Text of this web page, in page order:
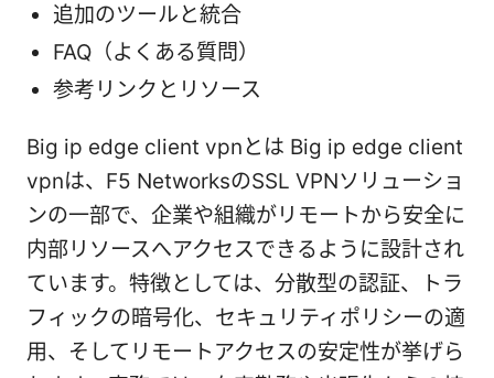
追加のツールと統合
FAQ（よくある質問）
参考リンクとリソース
Big ip edge client vpnとは Big ip edge client
vpnは、F5 NetworksのSSL VPNソリューショ
ンの一部で、企業や組織がリモートから安全に
内部リソースへアクセスできるように設計され
ています。特徴としては、分散型の認証、トラ
フィックの暗号化、セキュリティポリシーの適
用、そしてリモートアクセスの安定性が挙げら